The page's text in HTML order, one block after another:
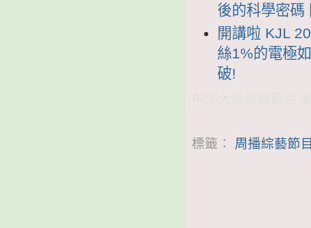
後的科學密碼
開講啦 KJL
絲1%的電極
破!
標籤： 周播綜藝節